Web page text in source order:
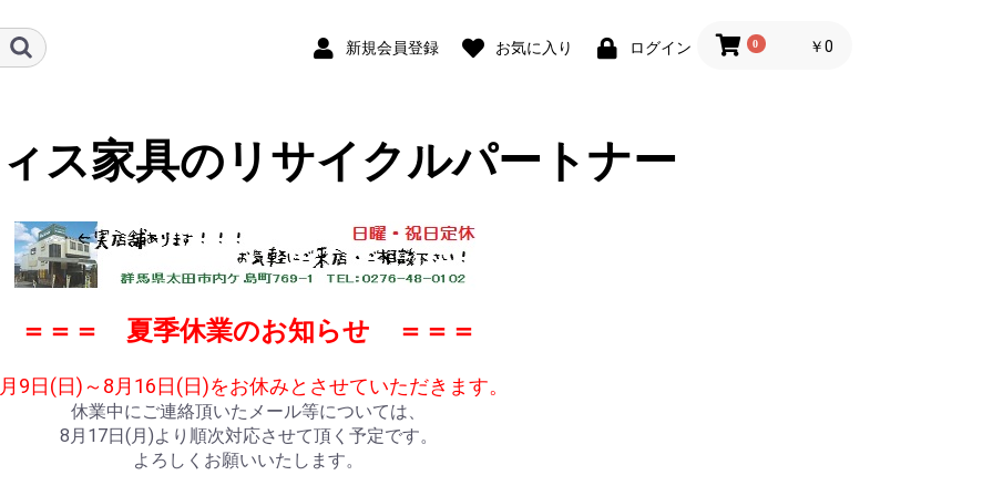
新規会員登録 お気に入り ログイン 0 ￥0
ス家具のリサイクルパートナー
＝＝＝ 夏季休業のお知らせ ＝＝＝
9日(日)～8月16日(日)をお休みとさせていただきます。
休業中にご連絡頂いたメール等については、
8月17日(月)より順次対応させて頂く予定です。
よろしくお願いいたします。